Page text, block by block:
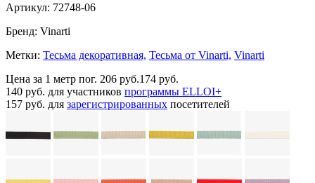
Артикул: 72748-06
Бренд: Vinarti
Метки: Тесьма декоративная, Тесьма от Vinarti, Vinarti
Цена за 1 метр пог. 206 руб.174 руб.
140 руб. для участников программы ELLOI+
157 руб. для зарегистрированных посетителей